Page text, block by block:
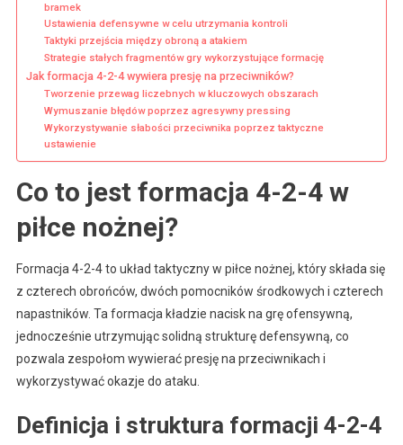
bramek
Ustawienia defensywne w celu utrzymania kontroli
Taktyki przejścia między obroną a atakiem
Strategie stałych fragmentów gry wykorzystujące formację
Jak formacja 4-2-4 wywiera presję na przeciwników?
Tworzenie przewag liczebnych w kluczowych obszarach
Wymuszanie błędów poprzez agresywny pressing
Wykorzystywanie słabości przeciwnika poprzez taktyczne
ustawienie
Co to jest formacja 4-2-4 w
piłce nożnej?
Formacja 4-2-4 to układ taktyczny w piłce nożnej, który składa się
z czterech obrońców, dwóch pomocników środkowych i czterech
napastników. Ta formacja kładzie nacisk na grę ofensywną,
jednocześnie utrzymując solidną strukturę defensywną, co
pozwala zespołom wywierać presję na przeciwnikach i
wykorzystywać okazje do ataku.
Definicja i struktura formacji 4-2-4